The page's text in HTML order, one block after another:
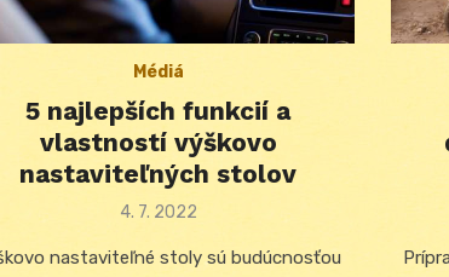
Médiá
5 najlepších funkcií a
vlastností výškovo
nastaviteľných stolov
Posted
4. 7. 2022
nastaviteľné stoly sú budúcnosťou